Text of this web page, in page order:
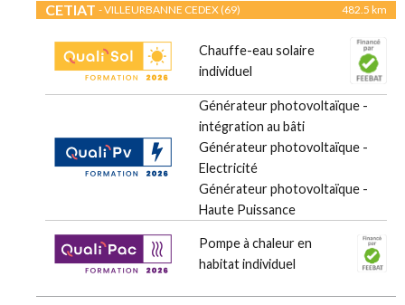
CETIAT - VILLEURBANNE CEDEX (69) 482.5 km
Chauffe-eau solaire
individuel
Générateur photovoltaïque -
intégration au bâti
Générateur photovoltaïque -
Electricité
Générateur photovoltaïque -
Haute Puissance
Pompe à chaleur en
habitat individuel